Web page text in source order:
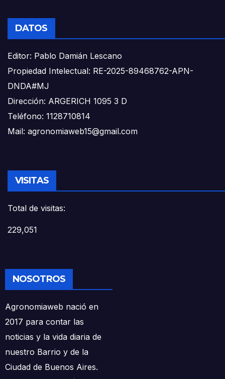
DATOS
Editor: Pablo Damián Lescano
Propiedad Intelectual: RE-2025-89468762-APN-
DNDA#MJ
Dirección: ARGERICH 1095 3 D
Teléfono: 1128710814
Mail: agronomiaweb15@gmail.com
VISITAS
Total de visitas:
229,051
NOSOTROS
Agronomiaweb nació en
2017 para contar las
noticias y la vida diaria de
nuestro Barrio y de la
Ciudad de Buenos Aires.